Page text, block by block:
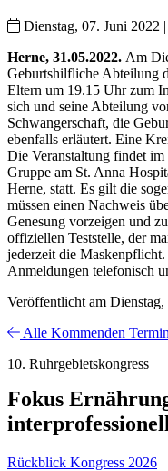
Dienstag, 07. Juni 2022 |
Herne, 31.05.2022. Am
Geburtshilfliche Abteilung
Eltern um 19.15 Uhr zum
sich und seine Abteilung
Schwangerschaft, die
ebenfalls erläutert. Eine
Die Veranstaltung findet
Gruppe am St. Anna
Herne, statt. Es gilt die
müssen einen Nachweis
Genesung vorzeigen und
offiziellen Teststelle, der
jederzeit die
Anmeldungen telefonisch
Veröffentlicht am
Alle Kommenden
10. Ruhrgebietskongress
Fokus
Rückblick Kongress 2026